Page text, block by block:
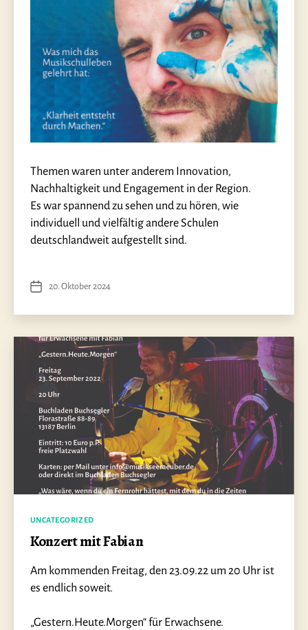
Themen waren unter anderem Innovation,
Nachhaltigkeit und Engagement in der Region.
Es war spannend zu sehen und zu hören, wie
individuell und vielfältig andere Schulen
deutschlandweit aufgestellt sind.
Veröffentlichungsdatum
20. Oktober 2024
Kategorien
UNCATEGORIZED
Konzert mit Fabian
Am kommenden Freitag, den 23.09.22 um 20 Uhr ist
es endlich soweit.
„Gestern.Heute.Morgen“ für Erwachsene.